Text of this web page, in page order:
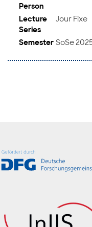
Person
Lecture
Series
Jour Fixe
Semester SoSe